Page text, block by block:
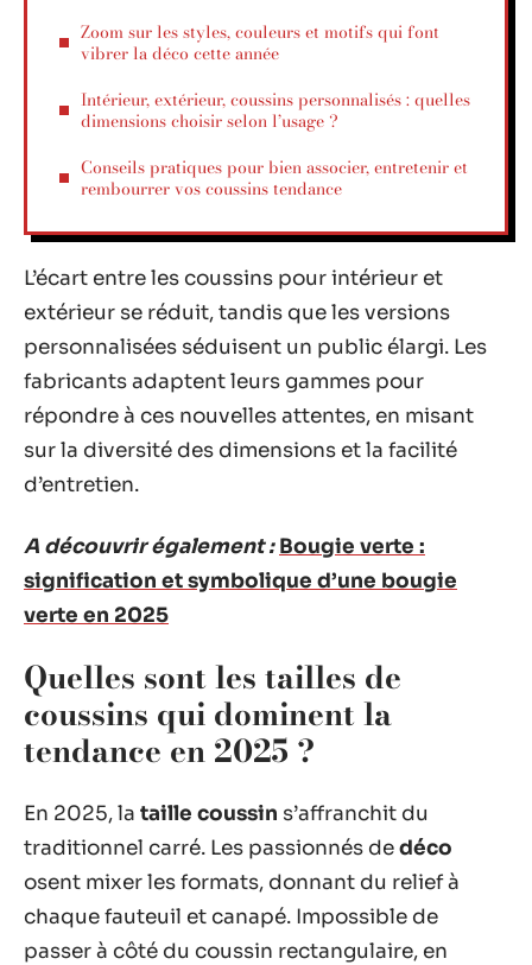
Zoom sur les styles, couleurs et motifs qui font
vibrer la déco cette année
Intérieur, extérieur, coussins personnalisés : quelles
dimensions choisir selon l’usage ?
Conseils pratiques pour bien associer, entretenir et
rembourrer vos coussins tendance
L’écart entre les coussins pour intérieur et
extérieur se réduit, tandis que les versions
personnalisées séduisent un public élargi. Les
fabricants adaptent leurs gammes pour
répondre à ces nouvelles attentes, en misant
sur la diversité des dimensions et la facilité
d’entretien.
A découvrir également : Bougie verte :
signification et symbolique d’une bougie
verte en 2025
Quelles sont les tailles de
coussins qui dominent la
tendance en 2025 ?
En 2025, la taille coussin s’affranchit du
traditionnel carré. Les passionnés dedéco
osent mixer les formats, donnant du relief à
chaque fauteuil et canapé. Impossible de
passer à côté du coussin rectangulaire, en